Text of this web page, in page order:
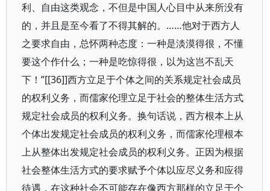
利、自由这类观念，不但是中国人心目中从来所没有
的，并且是至今看了不得其解的。……他对于西方人
之要求自由，总怀两种态度：一种是淡漠得很，不懂
要这个作什么；一种是吃惊得很，以为这岂不乱天
下！”[[36]]西方立足于个体之间的关系规定社会成员
的权利义务，而儒家伦理立足于社会的整体生活方式
规定社会成员的权利义务。换句话说，西方根本上从
个体出发规定社会成员的权利义务，而儒家伦理根本
上从整体出发规定社会成员的权利义务。正因为根据
社会整体生活方式的要求赋予个体以应尽义务和应得
待遇，在这种社会不可能存在像西方那样的立足于个